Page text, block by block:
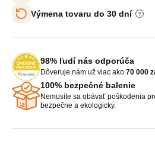
Výmena tovaru do 30 dní
98% ľudí nás odporúča
Dôveruje nám už viac ako 70 000
100% bezpečné balenie
Nemusíte sa obávať poškodenia
bezpečne a ekologicky.